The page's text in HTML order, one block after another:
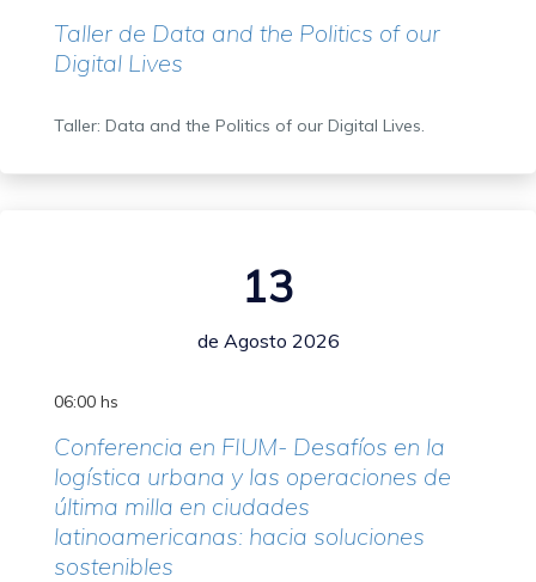
Taller de Data and the Politics of our
Digital Lives
Taller: Data and the Politics of our Digital Lives.
13
de Agosto 2026
06:00 hs
Conferencia en FIUM- Desafíos en la
logística urbana y las operaciones de
última milla en ciudades
latinoamericanas: hacia soluciones
sostenibles